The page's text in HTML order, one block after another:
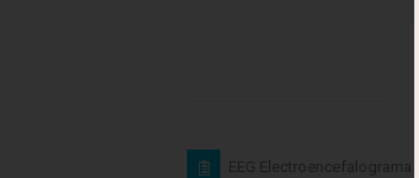
EEG Electroencefalograma